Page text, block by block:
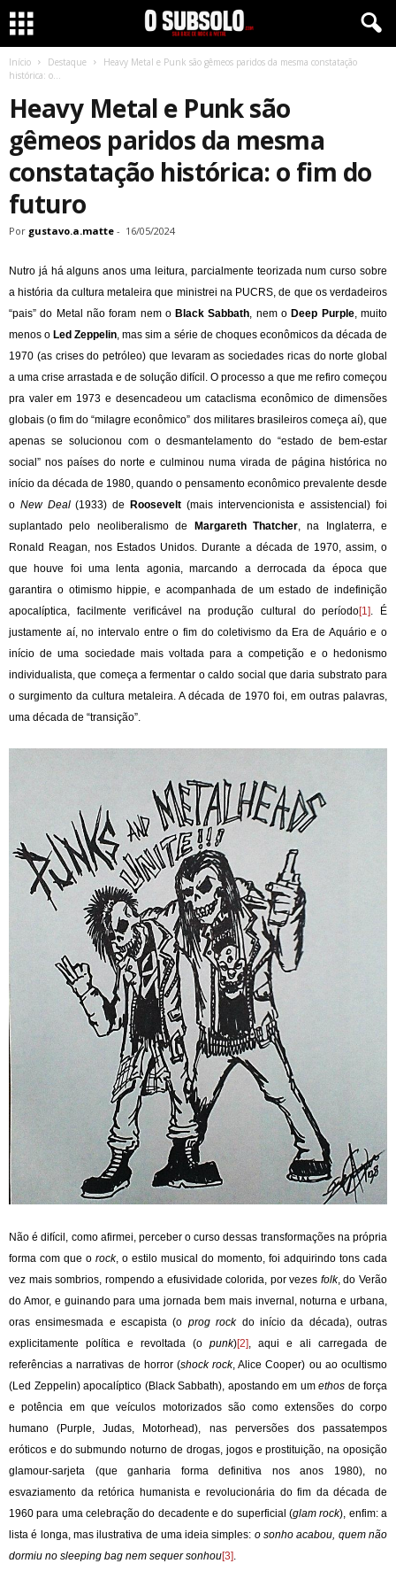
Início Destaque
Heavy Metal e Punk são gêmeos paridos da mesma constatação
histórica: o...
Heavy Metal e Punk são
gêmeos paridos da mesma
constatação histórica: o fim do
futuro
Por gustavo.a.matte - 16/05/2024
Nutro já há alguns anos uma leitura, parcialmente teorizada num curso sobre
a história da cultura metaleira que ministrei na PUCRS, de que os verdadeiros
“pais” do Metal não foram nem o Black Sabbath, nem o Deep Purple, muito
menos o Led Zeppelin, mas sim a série de choques econômicos da década de
1970 (as crises do petróleo) que levaram as sociedades ricas do norte global
a uma crise arrastada e de solução difícil. O processo a que me refiro começou
pra valer em 1973 e desencadeou um cataclisma econômico de dimensões
globais (o fim do “milagre econômico” dos militares brasileiros começa aí), que
apenas se solucionou com o desmantelamento do “estado de bem-estar
social” nos países do norte e culminou numa virada de página histórica no
início da década de 1980, quando o pensamento econômico prevalente desde
o New Deal(1933) de Roosevelt (mais intervencionista e assistencial) foi
suplantado pelo neoliberalismo de
Margareth Thatcher, na Inglaterra, e
Ronald Reagan, nos Estados Unidos. Durante a década de 1970, assim, o
que houve foi uma lenta agonia, marcando a derrocada da época que
garantira o otimismo hippie, e acompanhada de um estado de indefinição
apocalíptica, facilmente verificável na produção cultural do período[1]. É
justamente aí, no intervalo entre o fim do coletivismo da Era de Aquário e o
início de uma sociedade mais voltada para a competição e o hedonismo
individualista, que começa a fermentar o caldo social que daria substrato para
o surgimento da cultura metaleira. A década de 1970 foi, em outras palavras,
uma década de “transição”.
Não é difícil, como afirmei, perceber o curso dessas transformações na própria
forma com que o rock, o estilo musical do momento, foi adquirindo tons cada
vez mais sombrios, rompendo a efusividade colorida, por vezes folk, do Verão
do Amor, e guinando para uma jornada bem mais invernal, noturna e urbana,
oras ensimesmada e escapista (o prog rockdo início da década), outras
explicitamente política e revoltada (o punk)[2], aqui e ali carregada de
referências a narrativas de horror (shock rock, Alice Cooper) ou ao ocultismo
(Led Zeppelin) apocalíptico (Black Sabbath), apostando em um ethos de força
e potência em que veículos motorizados são como extensões do corpo
humano (Purple, Judas, Motorhead), nas perversões dos passatempos
eróticos e do submundo noturno de drogas, jogos e prostituição, na oposição
glamour-sarjeta (que ganharia forma definitiva nos anos 1980), no
esvaziamento da retórica humanista e revolucionária do fim da década de
1960 para uma celebração do decadente e do superficial (glam rock), enfim: a
lista é longa, mas ilustrativa de uma ideia simples: o sonho acabou, quem não
dormiu no sleeping bag nem sequer sonhou[3].